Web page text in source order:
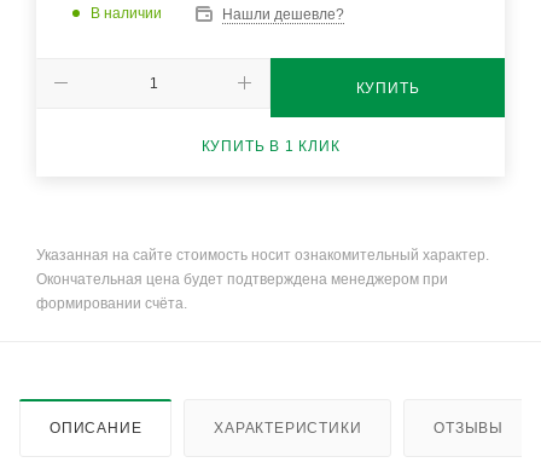
В наличии Нашли дешевле?
КУПИТЬ
КУПИТЬ В 1 КЛИК
Указанная на сайте стоимость носит ознакомительный характер.
Окончательная цена будет подтверждена менеджером при
формировании счёта.
ОПИСАНИЕ ХАРАКТЕРИСТИКИ ОТЗЫВЫ